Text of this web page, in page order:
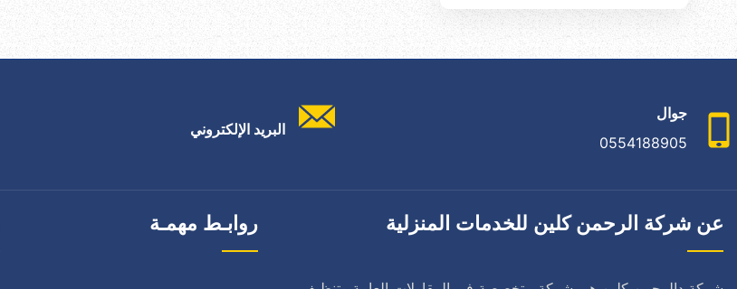
جوال
0554188905
البريد الإلكتروني
عن شركة الرحمن كلين للخدمات المنزلية روابـط مهمـة